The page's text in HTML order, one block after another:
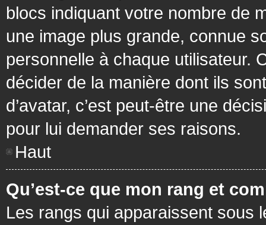
blocs indiquant votre nombre de
une image plus grande, connue
personnelle à chaque utilisateur.
décider de la manière dont ils
d’avatar, c’est peut-être une
pour lui demander ses raisons.
Haut
Qu’est-ce que mon rang et
Les rangs qui apparaissent sous